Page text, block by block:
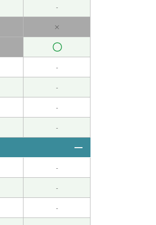
勉強していると、わか
ったので、そのコツを
-
×
〇
-
-
-
-
-
-
-